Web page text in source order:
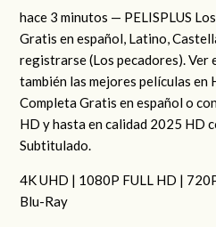
hace 3 minutos — PELISPLUS
Gratis en español, Latino,
registrarse (Los pecadores). Ver
también las mejores películas en
Completa Gratis en español o
HD y hasta en calidad 2025 HD
Subtitulado.
4K UHD | 1080P FULL HD |
Blu-Ray